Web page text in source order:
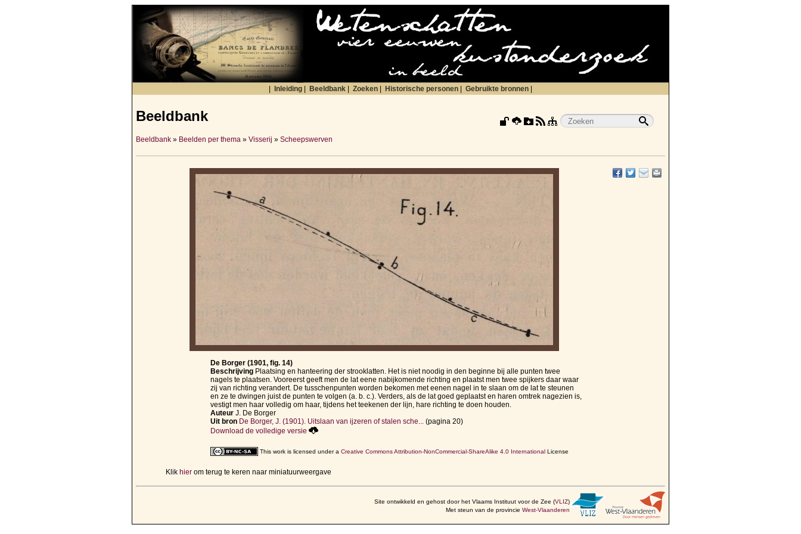
Inleiding Beeldbank Zoeken Historische personen Gebruikte bronnen
Beeldbank
Beeldbank » Beelden per thema » Visserij » Scheepswerven
De Borger (1901, fig. 14)
Beschrijving Plaatsing en hanteering der strooklatten. Het is niet noodig in den beginne bij alle punten twee
nagels te plaatsen. Vooreerst geeft men de lat eene nabijkomende richting en plaatst men twee spijkers daar waar
zij van richting verandert. De tusschenpunten worden bekomen met eenen nagel in te slaan om de lat te steunen
en ze te dwingen juist de punten te volgen (a. b. c.). Verders, als de lat goed geplaatst en haren omtrek nagezien is,
vestigt men haar volledig om haar, tijdens het teekenen der lijn, hare richting te doen houden.
Auteur J. De Borger
Uit bron De Borger, J. (1901). Uitslaan van ijzeren of stalen sche... (pagina 20)
Download de volledige versie
This work is licensed under a Creative Commons Attribution-NonCommercial-ShareAlike 4.0 International License
Klik hier om terug te keren naar miniatuurweergave
Site ontwikkeld en gehost door het Vlaams Instituut voor de Zee (VLIZ)
Met steun van de provincie West-Vlaanderen